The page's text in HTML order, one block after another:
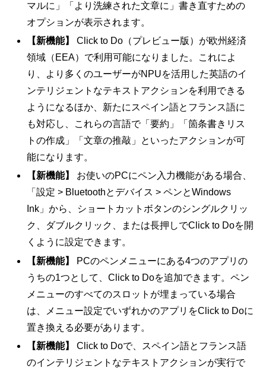
マルに」「より洗練された文章に」書き直すための
オプションが表示されます。
【新機能】
Click to Do（プレビュー版）が欧州経済
領域（EEA）で利用可能になりました。これによ
り、より多くのユーザーがNPUを活用した英語のイ
ンテリジェントなテキストアクションを利用できる
ようになるほか、新たにスペイン語とフランス語に
も対応し、これらの言語で「要約」「箇条書きリス
トの作成」「文章の推敲」といったアクションが可
能になります。
【新機能】
お使いのPCにペン入力機能がある場合、
「設定 > Bluetoothとデバイス > ペンとWindows
Ink」から、ショートカットボタンのシングルクリッ
ク、ダブルクリック、または長押しでClick to Doを開
くように設定できます。
【新機能】
PCのペンメニューにある4つのアプリの
うちの1つとして、Click to Doを追加できます。ペン
メニューのすべてのスロットが埋まっている場合
は、メニュー設定でいずれかのアプリをClick to Doに
置き換える必要があります。
【新機能】
Click to Doで、スペイン語とフランス語
のインテリジェントなテキストアクションが実行で